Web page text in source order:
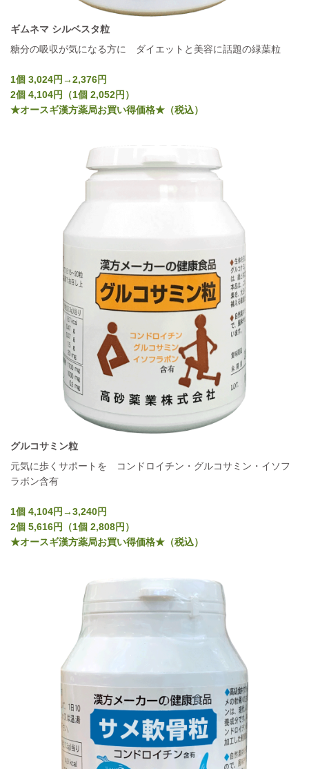
ギムネマ シルベスタ粒
糖分の吸収が気になる方に ダイエットと美容に話題の緑葉粒
1個 3,024円→2,376円
2個 4,104円（1個 2,052円）
★オースギ漢方薬局お買い得価格★（税込）
グルコサミン粒
元気に歩くサポートを コンドロイチン・グルコサミン・イソフ
ラボン含有
1個 4,104円→3,240円
2個 5,616円（1個 2,808円）
★オースギ漢方薬局お買い得価格★（税込）